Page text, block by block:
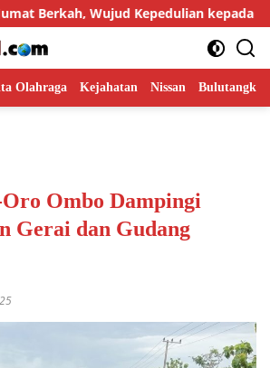
Wujud Kepedulian kepada Masyarakat
Olahraga Kejahatan Nissan Bulutangkis
Ombo Dampingi
Gerai dan Gudang